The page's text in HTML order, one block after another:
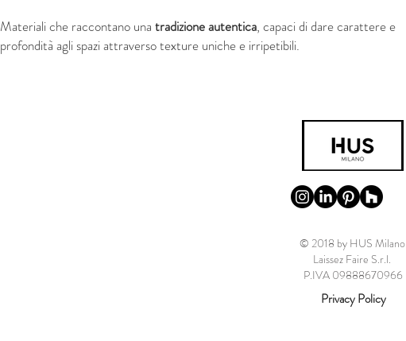
Materiali che raccontano una tradizione autentica, capaci di dare carattere e
profondità agli spazi attraverso texture uniche e irripetibili.
© 2018 by HUS Milano
Laissez Faire S.r.l.
P.IVA 09888670966
Privacy Policy